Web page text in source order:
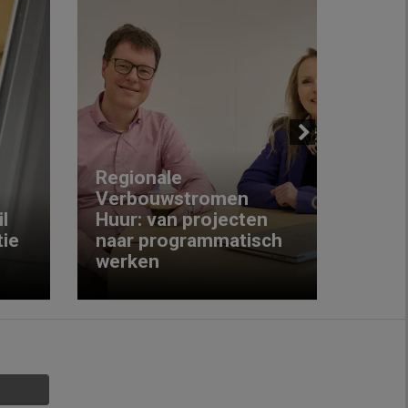
Regionale
Verbouwstromen
Huur: van projecten
naar programmatisch
werken
Next